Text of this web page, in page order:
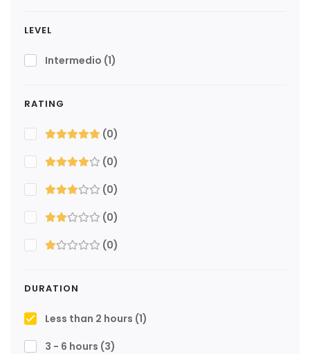
LEVEL
Intermedio (1)
RATING
(0)
(0)
(0)
(0)
(0)
DURATION
Less than 2 hours (1)
3 - 6 hours (3)